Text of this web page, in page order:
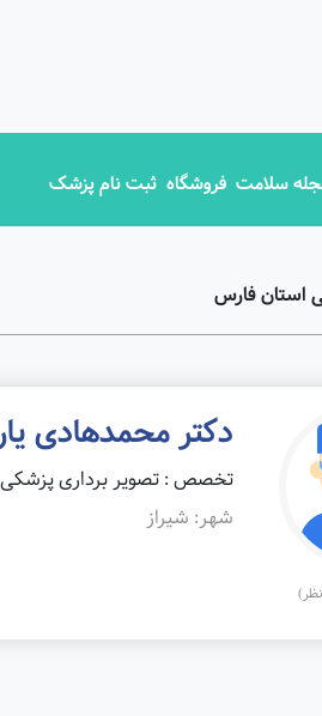
سلامت فروشگاه ثبت نام پزشک
استان فارس
دکتر محمدهادی
تخصص : تصویر برداری پزشکی
شهر: شیراز